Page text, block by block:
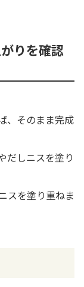
りを確認
、そのまま完成
だしニスを塗り
スを塗り重ねま